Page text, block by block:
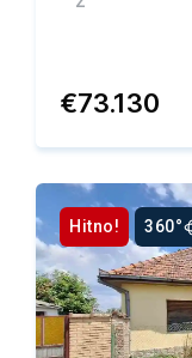
€73.130
Hitno! 360°